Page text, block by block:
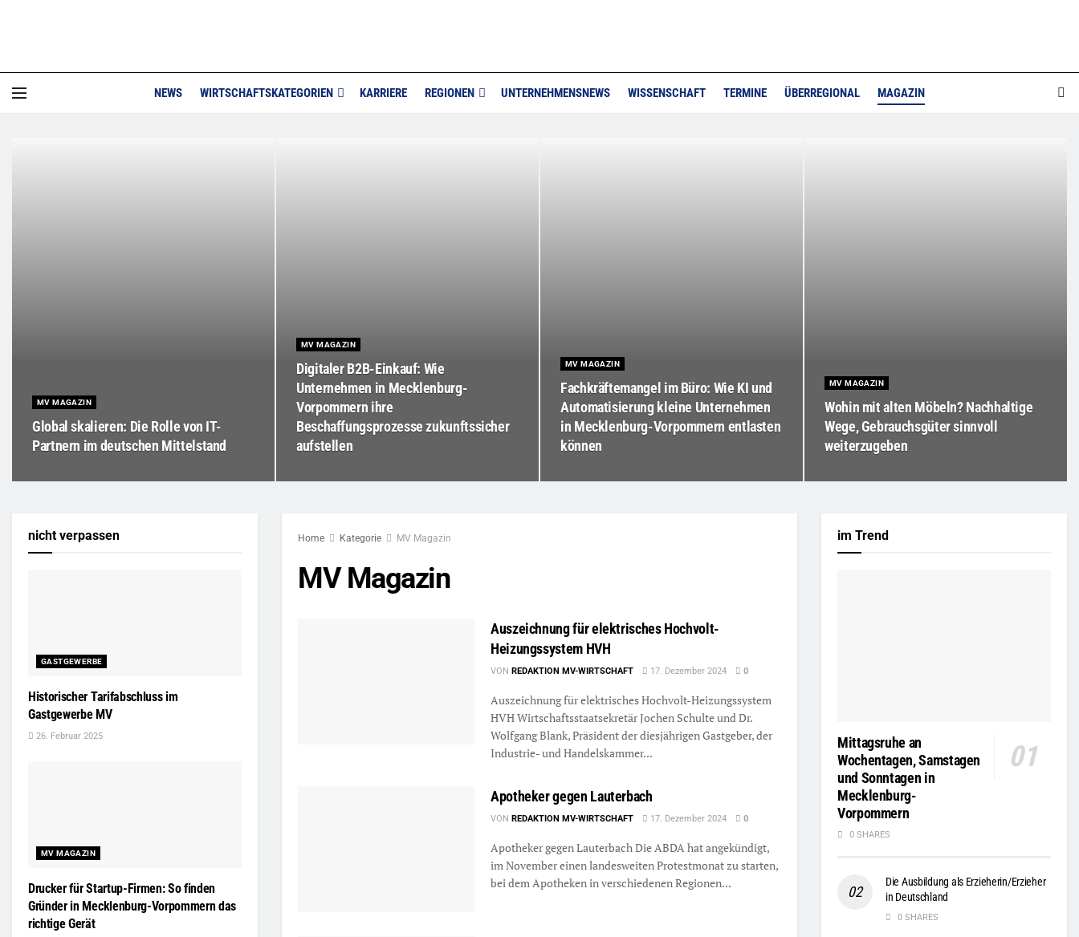
NEWS WIRTSCHAFTSKATEGORIEN KARRIERE REGIONEN UNTERNEHMENSNEWS WISSENSCHAFT TERMINE ÜBERREGIONAL MAGAZIN
MV MAGAZIN
Global skalieren: Die Rolle von IT-
Partnern im deutschen Mittelstand
MV MAGAZIN
Digitaler B2B-Einkauf: Wie
Unternehmen in Mecklenburg-
Vorpommern ihre
Beschaffungsprozesse zukunftssicher
aufstellen
MV MAGAZIN
Fachkräftemangel im Büro: Wie KI und
Automatisierung kleine Unternehmen
in Mecklenburg-Vorpommern entlasten
können
MV MAGAZIN
Wohin mit alten Möbeln? Nachhaltige
Wege, Gebrauchsgüter sinnvoll
weiterzugeben
Home Kategorie MV Magazin
MV Magazin
Auszeichnung für elektrisches Hochvolt-
Heizungssystem HVH
VON REDAKTION MV-WIRTSCHAFT 17. Dezember 2024 0
Auszeichnung für elektrisches Hochvolt-Heizungssystem
HVH Wirtschaftsstaatsekretär Jochen Schulte und Dr.
Wolfgang Blank, Präsident der diesjährigen Gastgeber, der
Industrie- und Handelskammer...
Apotheker gegen Lauterbach
VON REDAKTION MV-WIRTSCHAFT 17. Dezember 2024 0
Apotheker gegen Lauterbach Die ABDA hat angekündigt,
im November einen landesweiten Protestmonat zu starten,
bei dem Apotheken in verschiedenen Regionen...
nicht verpassen
GASTGEWERBE
Historischer Tarifabschluss im
Gastgewerbe MV
26. Februar 2025
MV MAGAZIN
Drucker für Startup-Firmen: So finden
Gründer in Mecklenburg-Vorpommern das
richtige Gerät
im Trend
Mittagsruhe an
Wochentagen, Samstagen
und Sonntagen in
Mecklenburg-
Vorpommern
0 SHARES
Die Ausbildung als Erzieherin/Erzieher
in Deutschland
0 SHARES